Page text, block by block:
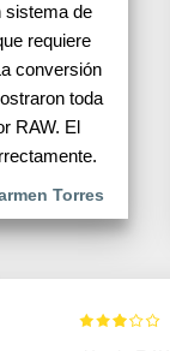
sistema de
requiere
conversión
toda
RAW. El
Torres